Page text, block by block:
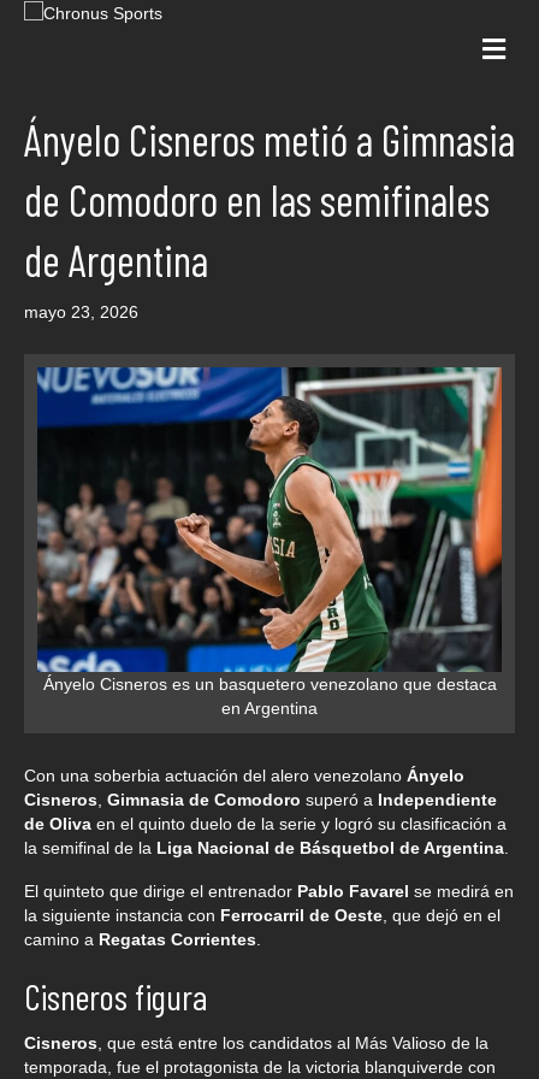
Ányelo Cisneros metió a Gimnasia
de Comodoro en las semifinales
de Argentina
mayo 23, 2026
Ányelo Cisneros es un basquetero venezolano que destaca
en Argentina
Con una soberbia actuación del alero venezolano Ányelo
Cisneros Gimnasia de Comodoro superó a Independiente
de Oliva en el quinto duelo de la serie y logró su clasificación a
la semifinal de la Liga Nacional de Básquetbol de Argentina
El quinteto que dirige el entrenador Pablo Favarel se medirá en
la siguiente instancia con Ferrocarril de Oeste , que dejó en el
camino a Regatas Corrientes
Cisneros figura
Cisneros , que está entre los candidatos al Más Valioso de la
temporada, fue el protagonista de la victoria blanquiverde con